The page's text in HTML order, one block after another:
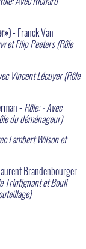
- Franck Van
et Filip Peeters (Rôle
Vincent Lécuyer (Rôle
- Rôle: - Avec
du déménageur)
Lambert Wilson et
Brandenbourger
Trintignant et Bouli